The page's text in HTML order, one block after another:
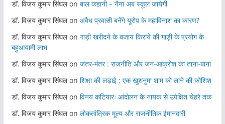
डॉ. विजय कुमार सिंघलon बाल कहानी – नैना अब स्कूल जायेगी
डॉ. विजय कुमार सिंघलon अवैध प्रवासी बनेंगे यूरोप के महाविनाश का कारण?
डॉ. विजय कुमार सिंघलon गाड़ी खरीदने के बजाय किराये की गाड़ी के प्रयोग के
बहुआयामी लाभ
डॉ. विजय कुमार सिंघलon जंतर-मंतर : राजनीति और जन-आक्रोश का ताना-बाना
डॉ. विजय कुमार सिंघलon शिक्षा की लड़ाई : एक खुशनुमा शाम को लाने की कोशिश
डॉ. विजय कुमार सिंघलon विनय कटियारः आंदोलन के नायक से उपेक्षित चेहरे तक
डॉ. विजय कुमार सिंघलon लोकतांत्रिक मूल्य और राजनीतिक ईमानदारी